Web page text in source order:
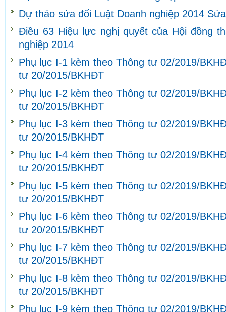
Dự thảo sửa đổi Luật Doanh nghiệp 2014
Điều 63 Hiệu lực nghị quyết của Hội đồng
nghiệp 2014
Phụ lục I-1 kèm theo Thông tư 02/2019/
tư 20/2015/BKHĐT
Phụ lục I-2 kèm theo Thông tư 02/2019/
tư 20/2015/BKHĐT
Phụ lục I-3 kèm theo Thông tư 02/2019/
tư 20/2015/BKHĐT
Phụ lục I-4 kèm theo Thông tư 02/2019/
tư 20/2015/BKHĐT
Phụ lục I-5 kèm theo Thông tư 02/2019/
tư 20/2015/BKHĐT
Phụ lục I-6 kèm theo Thông tư 02/2019/
tư 20/2015/BKHĐT
Phụ lục I-7 kèm theo Thông tư 02/2019/
tư 20/2015/BKHĐT
Phụ lục I-8 kèm theo Thông tư 02/2019/
tư 20/2015/BKHĐT
Phụ lục I-9 kèm theo Thông tư 02/2019/